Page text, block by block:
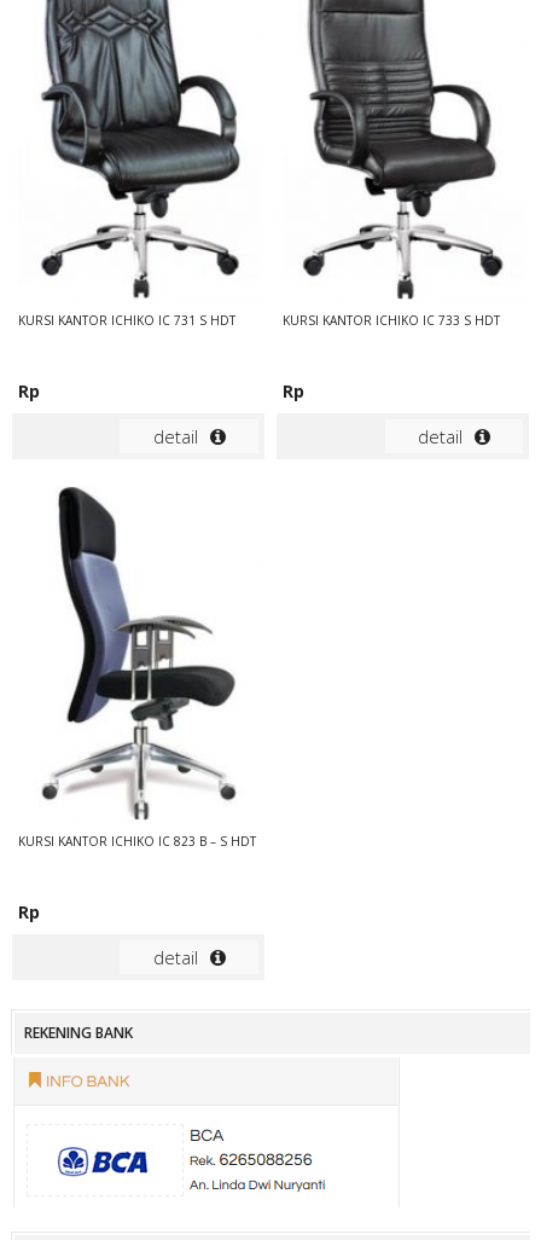
KURSI KANTOR ICHIKO IC 731 S HDT
Rp
detail
KURSI KANTOR ICHIKO IC 733 S HDT
Rp
detail
KURSI KANTOR ICHIKO IC 823 B – S HDT
Rp
detail
REKENING BANK